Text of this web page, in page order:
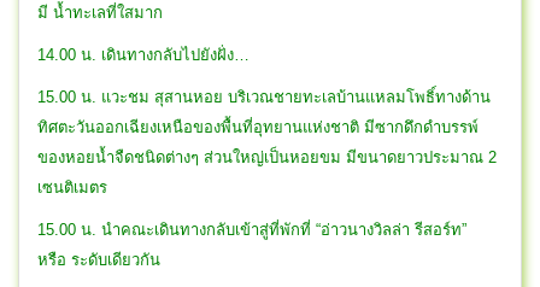
มี น้ำทะเลที่ใสมาก
14.00 น. เดินทางกลับไปยังฝั่ง…
15.00 น. แวะชม สุสานหอย บริเวณชายทะเลบ้านแหลมโพธิ์ทางด้าน
ทิศตะวันออกเฉียงเหนือของพื้นที่อุทยานแห่งชาติ มีซากดึกดำบรรพ์
ของหอยน้ำจืดชนิดต่างๆ ส่วนใหญ่เป็นหอยขม มีขนาดยาวประมาณ 2
เซนติเมตร
15.00 น. นำคณะเดินทางกลับเข้าสู่ที่พักที่ “อ่าวนางวิลล่า รีสอร์ท”
หรือ ระดับเดียวกัน